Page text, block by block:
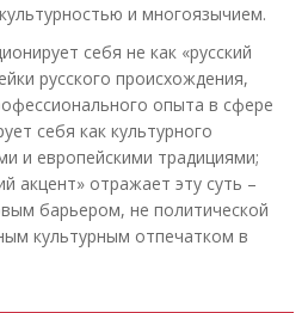
и многоязычием.
себя не как «русский
русского происхождения,
опыта в сфере
себя как культурного
и европейскими традициями;
акцент» отражает эту суть –
барьером, не политической
культурным отпечатком в